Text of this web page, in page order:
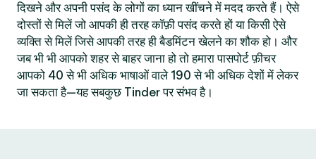
दिखने और अपनी पसंद के लोगों का ध्यान खींचने में मदद करते हैं। ऐसे
दोस्तों से मिलें जो आपकी ही तरह कॉफ़ी पसंद करते हों या किसी ऐसे
व्यक्ति से मिलें जिसे आपकी तरह ही बैडमिंटन खेलने का शौक हो। और
जब भी भी आपको शहर से बाहर जाना हो तो हमारा पासपोर्ट फ़ीचर
आपको 40 से भी अधिक भाषाओं वाले 190 से भी अधिक देशों में लेकर
जा सकता है—यह सबकुछ Tinder पर संभव है।